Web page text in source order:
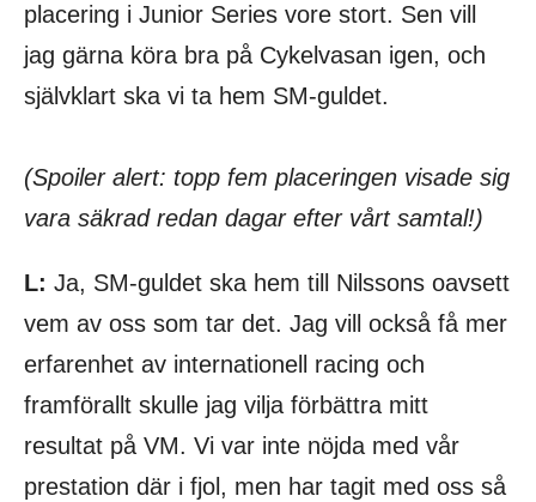
placering i Junior Series vore stort. Sen vill
jag gärna köra bra på Cykelvasan igen, och
självklart ska vi ta hem SM-guldet.
(Spoiler alert: topp fem placeringen visade sig
vara säkrad redan dagar efter vårt samtal!)
L: Ja, SM-guldet ska hem till Nilssons oavsett
vem av oss som tar det. Jag vill också få mer
erfarenhet av internationell racing och
framförallt skulle jag vilja förbättra mitt
resultat på VM. Vi var inte nöjda med vår
prestation där i fjol, men har tagit med oss så